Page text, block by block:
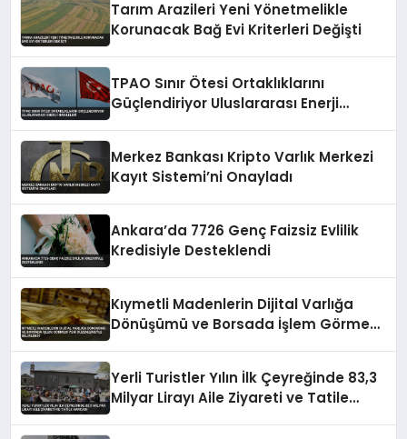
Tarım Arazileri Yeni Yönetmelikle
Korunacak Bağ Evi Kriterleri Değişti
TPAO Sınır Ötesi Ortaklıklarını
Güçlendiriyor Uluslararası Enerji
Merkez Bankası Kripto Varlık Merkezi
Kayıt Sistemi’ni Onayladı
Ankara’da 7726 Genç Faizsiz Evlilik
Kredisiyle Desteklendi
Kıymetli Madenlerin Dijital Varlığa
Dönüşümü ve Borsada İşlem Görmesi
Yerli Turistler Yılın İlk Çeyreğinde 83,3
Milyar Lirayı Aile Ziyareti ve Tatile